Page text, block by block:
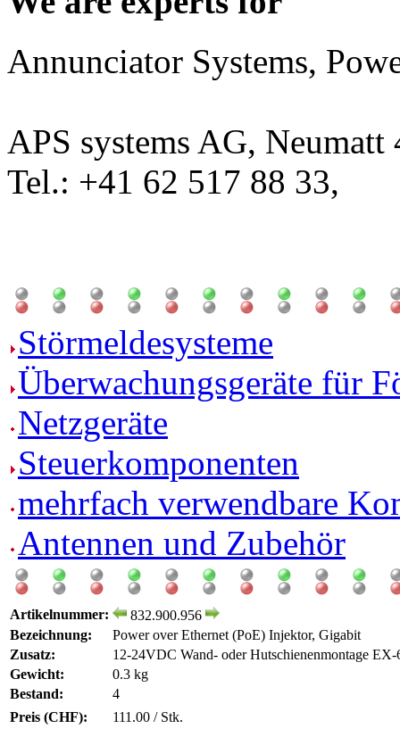
Annunciator Systems,
APS systems AG,
Tel.: +41 62 517 88 33,
Störmeldesysteme
Überwachungsgeräte für
Netzgeräte
Steuerkomponenten
mehrfach verwendbare
Antennen und Zubehör
Artikelnummer:
832.900.956
Bezeichnung:
Power over Ethernet (PoE) Injektor, Gigabit
Zusatz:
12-24VDC Wand- oder Hutschienenmontage EX-
Gewicht:
0.3 kg
Bestand:
4
Preis (CHF):
111.00 / Stk.